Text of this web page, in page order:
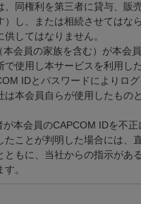
、同権利を第三者に貸与、販
）し、または相続させてはな
してはなりません。
会員の家族を含む）が本会
で使用し本サービスを利用し
IDとパスワードによりロ
は本会員自らが使用したもの
本会員のCAPCOM IDを不正
たことが判明した場合には、
ともに、当社からの指示があ
。